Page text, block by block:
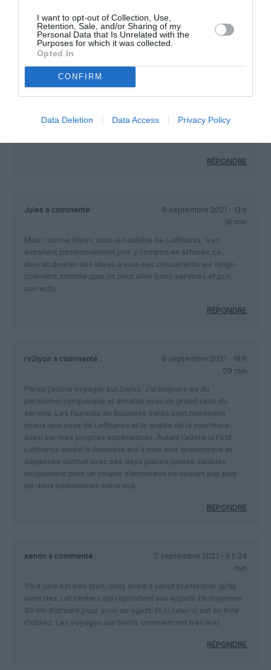
I want to opt-out of Collection, Use,
Retention, Sale, and/or Sharing of my
Personal Data that Is Unrelated with the
Purposes for which it was collected.
Opted In
CONFIRM
Data Deletion Data Access Privacy Policy
Moritz Gex a commenté :
02 min
Classes avant, l’arrière ça fait banquette.
Taste of Switzerland: c’est bien connu, le homard pêché dans
les rochers et le cabillaud de pleine mer font la fierté des
Suisses et la réputation de leur littoral.
moins pressé.
J’ignore ce qui se passe sur la banquette arrière, mais ce ne
RÉPONDRE
Jules a commenté :
6 septembre 2021 - 13 h
16 min
Mais comme Swiss,sous la houlette de Lufthansa, a un
excellent positionnement prix y compris en affaires,ça
devrait donner des idées à tous ses concurrents sur longs-
courriers,comme quoi on peut allier bons services et prix
corrects.
RÉPONDRE
rv2lyon a commenté :
6 septembre 2021 - 18 h
09 min
Perso j’adore voyager sur Swiss. J’ai toujours eu du
personnel sympatique et aimable avec un grand sens du
service. Les fauteuils en Business Swiss sont nettement
mieux que ceux de Lufthansa et la qualité de la nourriture
aussi sur mes propres expériences. Autant j’adore la First
Lutfhansa autant la Business est à mon avis quelconque et
dépassée surtout avec ses deux places jointes valables
uniquement pour un couple d’amoureux ne voulant pas plus
de deux centimètres entre eux.
RÉPONDRE
xenon a commenté :
7 septembre 2021 - 9 h 24
min
Tout cela est très bien, mais avant il serait préférable qu’ils
aient des call centers qui répondent aux appels. En moyenne
35 mn d’attente pour avoir un agent. Et si celui-ci est en Inde.
Oubliez. Les voyages sur Swiss commencent très mal!
RÉPONDRE